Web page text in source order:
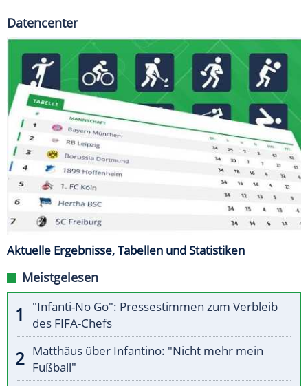
Datencenter
Aktuelle Ergebnisse, Tabellen und Statistiken
Meistgelesen
"Infanti-No Go": Pressestimmen zum Verbleib
des FIFA-Chefs
Matthäus über Infantino: "Nicht mehr mein
Fußball"